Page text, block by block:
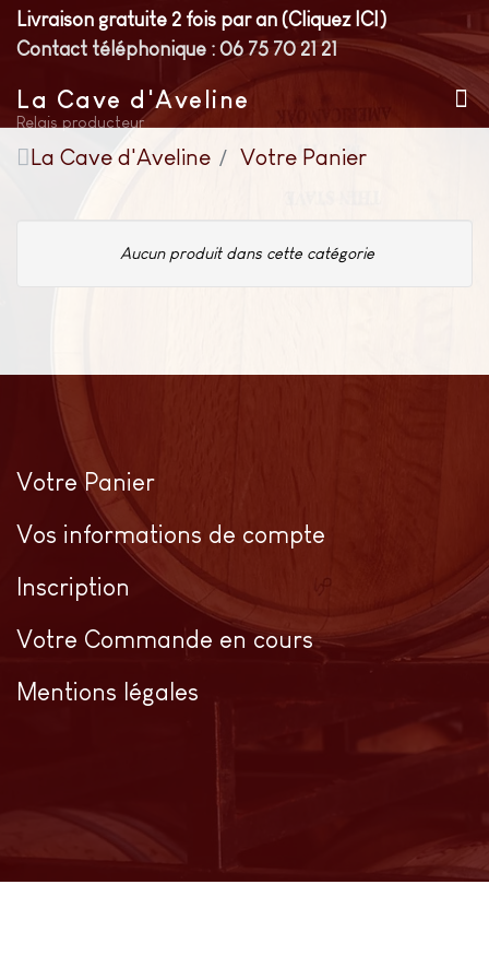
Livraison gratuite 2 fois par an (Cliquez ICI)
Contact téléphonique : 06 75 70 21 21
La Cave d'Aveline
Relais producteur
La Cave d'Aveline Votre Panier
Aucun produit dans cette catégorie
Votre Panier
Vos informations de compte
Inscription
Votre Commande en cours
Mentions légales